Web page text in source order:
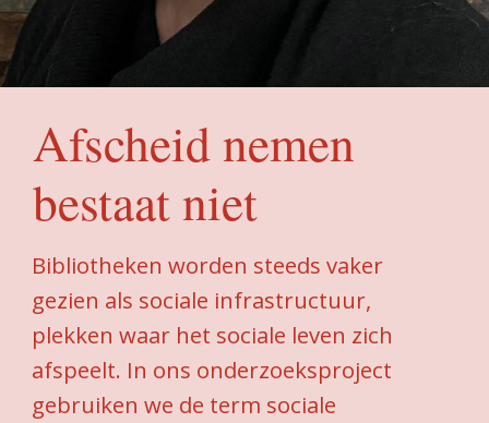
Bibliotheken worden steeds vaker
gezien als sociale infrastructuur,
plekken waar het sociale leven zich
afspeelt. In ons onderzoeksproject
gebruiken we de term sociale
Afscheid nemen
bestaat niet